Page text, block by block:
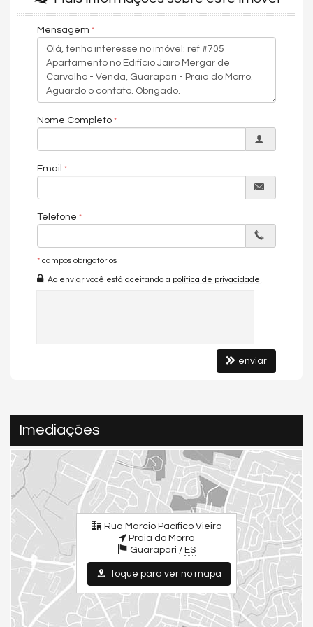
Salão de festas
Espaço gourmet
💰 Condição Especial:
Valor: R$ 1.030.000
Aceita parcelamento direto em até 80 meses com a imobiliária,
facilitando o acesso ao imóvel sem depender exclusivamente
de financiamento bancário e dando mais flexibilidade na sua
estratégia de compra.
📌 Entre em contato com a Meneguz Imóveis para receber mais
informações, simulação das condições e agendar sua visita.
Se você procura um apartamento novo, com planta inteligente,
acabamento atual e um diferencial que não se perde com o tempo
Mengar de Carvalho é uma oportunidade de alto padrão e excelente
liquidez.
O prédio é novo e oferece portaria 24h, elevando o nível de
segurança e conveniência para quem quer tranquilidade, seja para
Um dos grandes diferenciais do Ed. Jairo Mengar de Carvalho é
o lazer na cobertura, pensado para você aproveitar sem sair de
casa:
Piscina
Sauna
Churrasqueira
Salão de festas
Espaço gourmet
Espaço fitness
Condição Especial:
Valor: R$ 1.030.000
Aceita parcelamento direto em até 80 meses com a imobiliária,
facilitando o acesso ao imóvel sem depender exclusivamente de
financiamento bancário e dando mais flexibilidade na sua estratégia
de compra.
Mensagem
Nome Completo
Email
Telefone
* campos obrigatórios
Ao enviar você está aceitando a política de privacidade
enviar
Imediações
Rua Márcio Pacífico Vieira
Praia do Morro
Guarapari / ES
toque para ver no mapa